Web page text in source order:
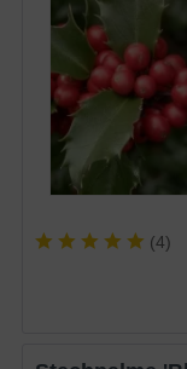
(4)